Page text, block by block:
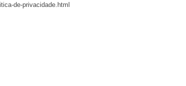
de-privacidade.html